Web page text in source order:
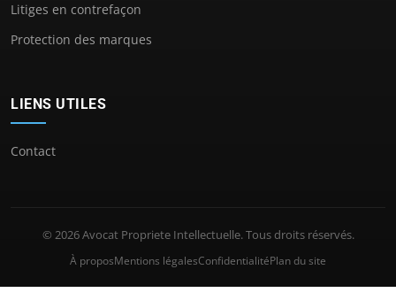
Litiges en contrefaçon
Protection des marques
LIENS UTILES
Contact
© 2026 Avocat Propriete Intellectuelle. Tous droits réservés.
À proposMentions légalesConfidentialitéPlan du site